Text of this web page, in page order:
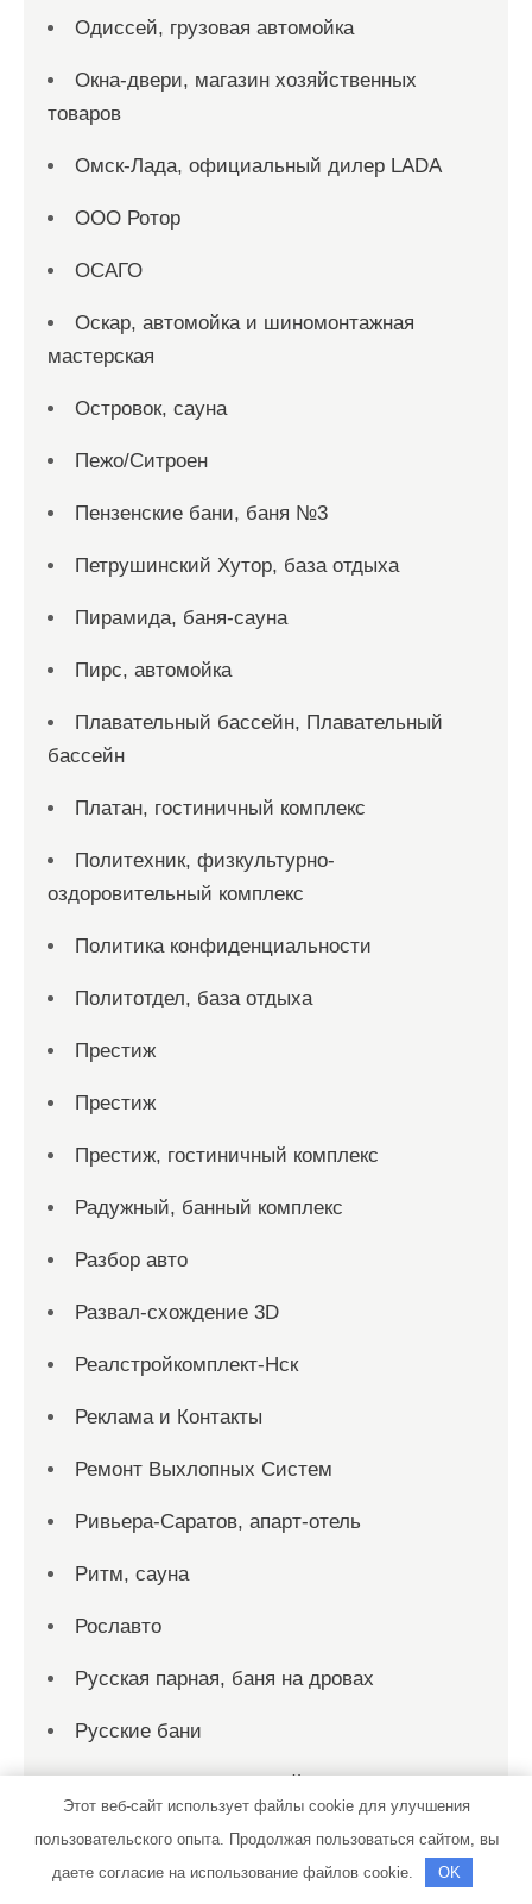
Одиссей, грузовая автомойка
Окна-двери, магазин хозяйственных
товаров
Омск-Лада, официальный дилер LADA
ООО Ротор
ОСАГО
Оскар, автомойка и шиномонтажная
мастерская
Островок, сауна
Пежо/Ситроен
Пензенские бани, баня №3
Петрушинский Хутор, база отдыха
Пирамида, баня-сауна
Пирс, автомойка
Плавательный бассейн, Плавательный
бассейн
Платан, гостиничный комплекс
Политехник, физкультурно-
оздоровительный комплекс
Политика конфиденциальности
Политотдел, база отдыха
Престиж
Престиж
Престиж, гостиничный комплекс
Радужный, банный комплекс
Разбор авто
Развал-схождение 3D
Реалстройкомплект-Нск
Реклама и Контакты
Ремонт Выхлопных Систем
Ривьера-Саратов, апарт-отель
Ритм, сауна
Рославто
Русская парная, баня на дровах
Русские бани
Русские бани на Старой Гальянке
Русские бани, общественная баня
Этот веб-сайт использует файлы cookie для улучшения
пользовательского опыта. Продолжая пользоваться сайтом, вы
даете согласие на использование файлов cookie.
OK